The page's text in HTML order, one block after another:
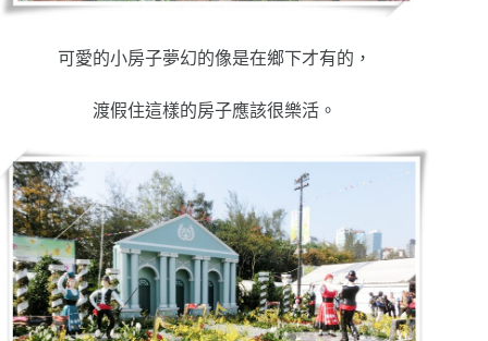
可愛的小房子夢幻的像是在鄉下才有的，
渡假住這樣的房子應該很樂活。